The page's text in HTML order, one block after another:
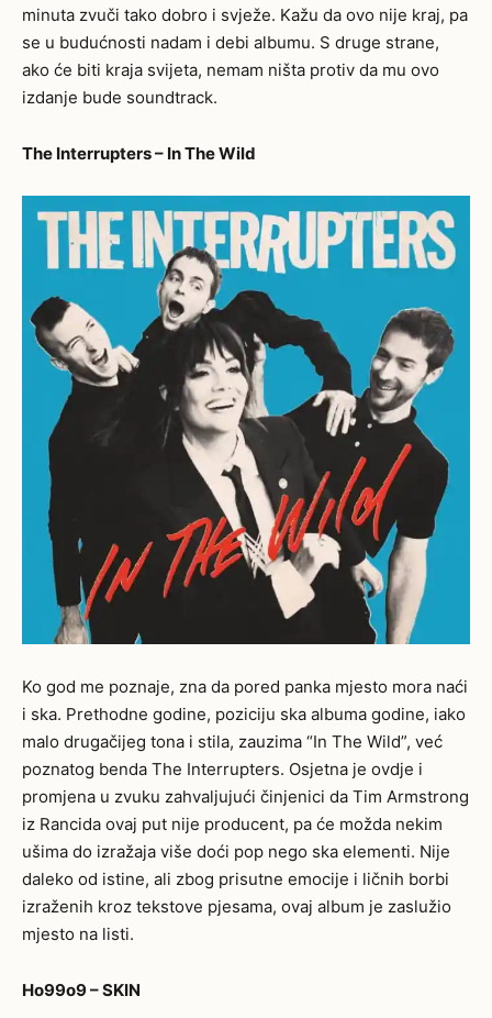
minuta zvuči tako dobro i svježe. Kažu da ovo nije kraj, pa
se u budućnosti nadam i debi albumu. S druge strane,
ako će biti kraja svijeta, nemam ništa protiv da mu ovo
izdanje bude soundtrack.
The Interrupters – In The Wild
Ko god me poznaje, zna da pored panka mjesto mora naći
i ska. Prethodne godine, poziciju ska albuma godine, iako
malo drugačijeg tona i stila, zauzima “In The Wild”, već
poznatog benda The Interrupters. Osjetna je ovdje i
promjena u zvuku zahvaljujući činjenici da Tim Armstrong
iz Rancida ovaj put nije producent, pa će možda nekim
ušima do izražaja više doći pop nego ska elementi. Nije
daleko od istine, ali zbog prisutne emocije i ličnih borbi
izraženih kroz tekstove pjesama, ovaj album je zaslužio
mjesto na listi.
Ho99o9 – SKIN